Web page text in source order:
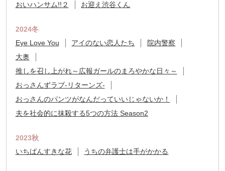
おいハンサム!!２
お迎え渋谷くん
2024冬
Eye Love You
アイのない恋人たち
院内警察
大奥
推しを召し上がれ～広報ガールのまろやかな日々～
おっさんずラブ-リターンズ-
おっさんのパンツがなんだっていいじゃないか！
夫を社会的に抹殺する5つの方法 Season2
2023秋
いちばんすきな花
うちの弁護士は手がかかる